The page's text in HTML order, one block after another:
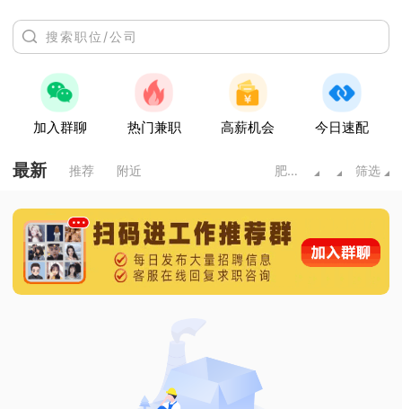
加入群聊 热门兼职 高薪机会 今日速配
最新 推荐 附近 肥城市 筛选